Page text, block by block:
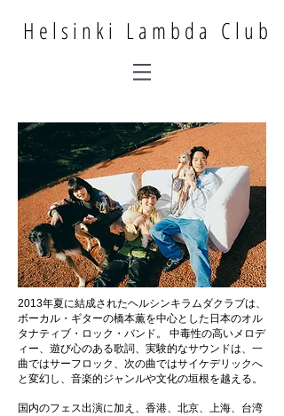
Helsinki Lambda Club
2013年夏に結成されたヘルシンキラムダクラブは、
ボーカル・ギターの橋本薫を中心とした日本のオル
タナティブ・ロック・バンド。 中毒性の高いメロデ
ィー、遊び心のある歌詞、実験的なサウンドは、一
曲ではサーフロック、次の曲ではサイケデリックへ
と変幻し、音楽的ジャンルや文化の垣根を越える。
国内のフェス出演に加え、香港、北京、上海、台湾